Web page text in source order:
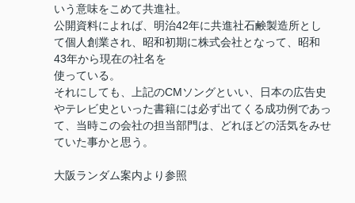
いう意味をこめて共進社。
公開資料によれば、明治42年に共進社石鹸製造所とし
て個人創業され、昭和初期に株式会社となって、昭和
43年から現在の社名を
使っている。
それにしても、上記のCMソングといい、日本の広告史
やテレビ史といった書籍には必ず出てくる成功例であっ
て、当時この会社の担当部門は、どれほどの活気をみせ
ていた事かと思う。
大阪ランダム案内より参照